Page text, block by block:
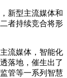
新型主流媒体和
者持续竞合将形
流媒体，智能化
落地，催生出了
管等一系列智慧